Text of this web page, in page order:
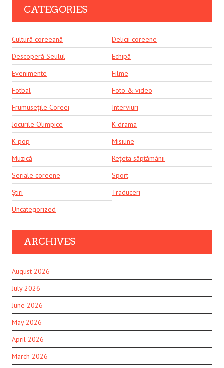
CATEGORIES
Cultură coreeană
Delicii coreene
Descoperă Seulul
Echipă
Evenimente
Filme
Fotbal
Foto & video
Frumusețile Coreei
Interviuri
Jocurile Olimpice
K-drama
K-pop
Misiune
Muzică
Rețeta săptămânii
Seriale coreene
Sport
Știri
Traduceri
Uncategorized
ARCHIVES
August 2026
July 2026
June 2026
May 2026
April 2026
March 2026